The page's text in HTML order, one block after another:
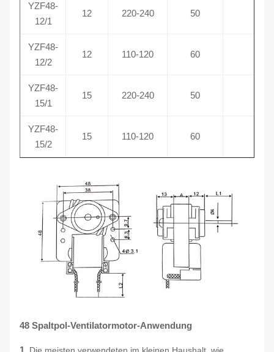
YZF48-
12/1
12 220-240 50
YZF48-
12/2
12 110-120 60
YZF48-
15/1
15 220-240 50
YZF48-
15/2
15 110-120 60
48 Spaltpol-Ventilatormotor-Anwendung
1.